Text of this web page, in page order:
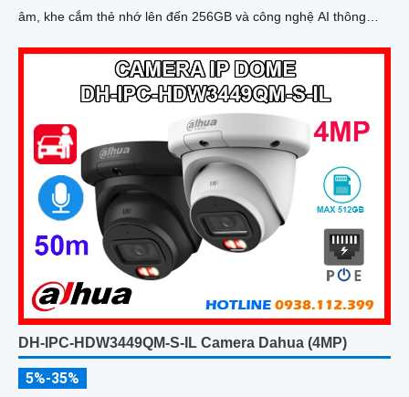
âm, khe cắm thẻ nhớ lên đến 256GB và công nghệ AI thông
mang lại hiệu quả giám sát vượt trội
DH-IPC-HDW3449QM-S-IL Camera Dahua (4MP)
5%-35%